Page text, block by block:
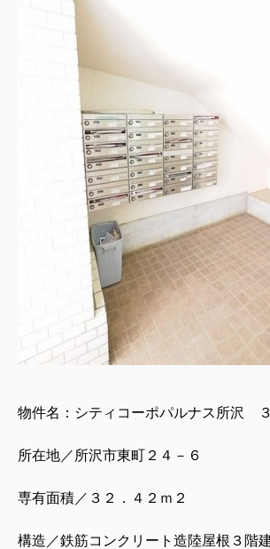
物件名：シティコーポパルナス所沢
所在地／所沢市東町２４－６
専有面積／３２．４２ｍ２
構造／鉄筋コンクリート造陸屋根３階